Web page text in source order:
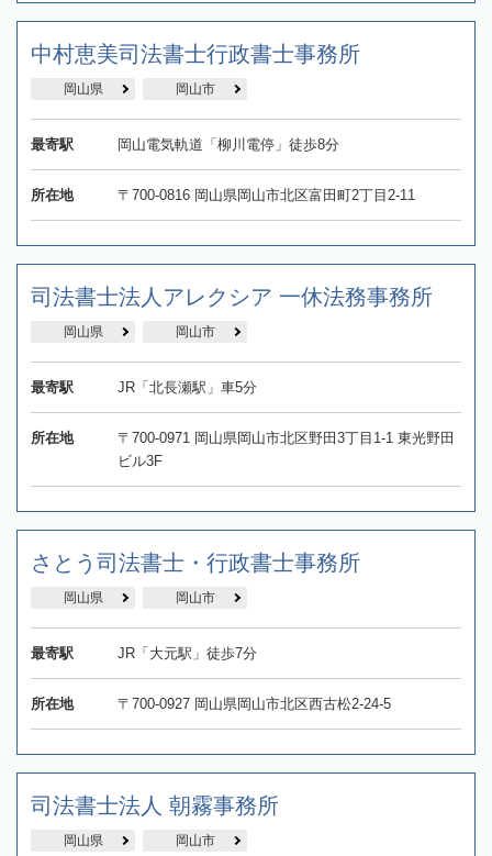
中村恵美司法書士行政書士事務所
岡山県 岡山市
最寄駅 岡山電気軌道「柳川電停」徒歩8分
所在地 〒700-0816 岡山県岡山市北区富田町2丁目2-11
司法書士法人アレクシア 一休法務事務所
岡山県 岡山市
最寄駅 JR「北長瀬駅」車5分
所在地
〒700-0971 岡山県岡山市北区野田3丁目1-1 東光野田
ビル3F
さとう司法書士・行政書士事務所
岡山県 岡山市
最寄駅 JR「大元駅」徒歩7分
所在地 〒700-0927 岡山県岡山市北区西古松2-24-5
司法書士法人 朝霧事務所
岡山県 岡山市